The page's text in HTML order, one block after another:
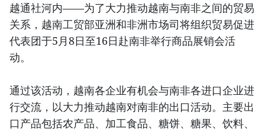
越通社河内——为了大力推动越南与南非之间的贸易
关系，越南工贸部亚洲和非洲市场司将组织贸易促进
代表团于5月8日至16日赴南非举行商品展销会活
动。
通过该活动，越南各企业有机会与南非各进口企业进
行交流，以大力推动越南对南非的出口活动。主要出
口产品包括农产品、加工食品、糖饼、糖果、饮料、